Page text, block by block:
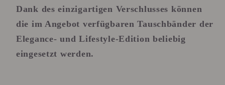
Dank des einzigartigen Verschlusses können
die im Angebot verfügbaren Tauschbänder der
Elegance- undLifestyle-Edition beliebig
eingesetzt werden.